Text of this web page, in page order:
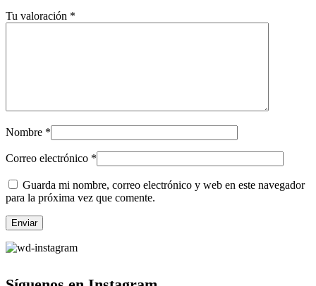
Tu valoración *
Nombre *
Correo electrónico *
Guarda mi nombre, correo electrónico y web en este navegador
para la próxima vez que comente.